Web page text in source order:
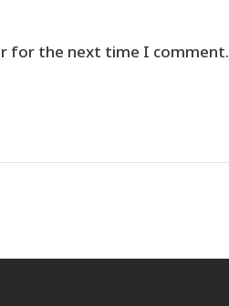
for the next time I comment.